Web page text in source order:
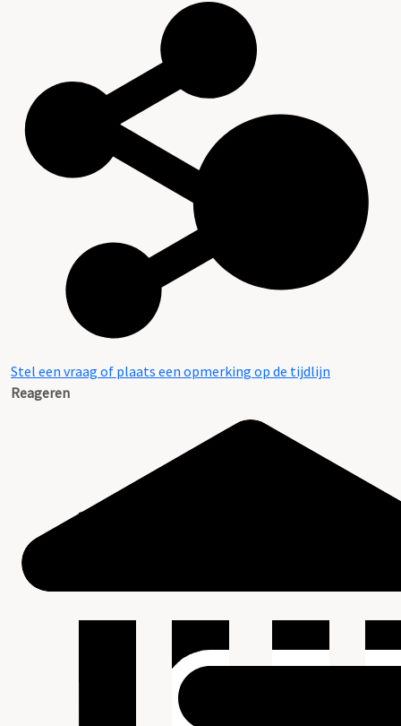
Stel een vraag of plaats een opmerking op de tijdlijn
Reageren